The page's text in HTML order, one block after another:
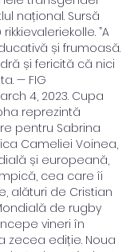
național. Sursă
”A
și frumoasă.
și fericită că nici
— FIG
4, 2023. Cupa
reprezintă
pentru Sabrina
Cameliei Voinea,
și europeană,
cea care îi
alături de Cristian
de rugby
vineri în
zecea ediție. Noua